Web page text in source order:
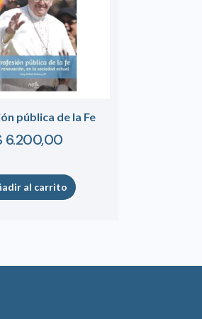
pública de la Fe
6.200,00
al carrito